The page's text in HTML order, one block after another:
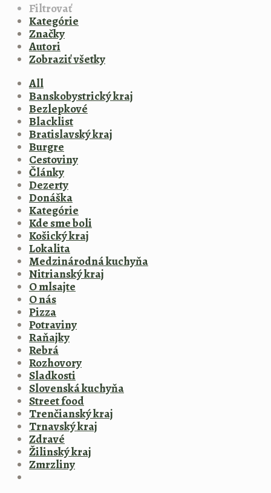
Filtrovať
Kategórie
Značky
Autori
Zobraziť všetky
All
Banskobystrický kraj
Bezlepkové
Blacklist
Bratislavský kraj
Burgre
Cestoviny
Články
Dezerty
Donáška
Kategórie
Kde sme boli
Košický kraj
Lokalita
Medzinárodná kuchyňa
Nitrianský kraj
O mlsajte
O nás
Pizza
Potraviny
Raňajky
Rebrá
Rozhovory
Sladkosti
Slovenská kuchyňa
Street food
Trenčianský kraj
Trnavský kraj
Zdravé
Žilinský kraj
Zmrzliny